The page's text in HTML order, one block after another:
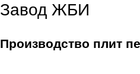
Завод ЖБИ
Производство плит